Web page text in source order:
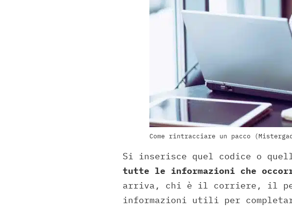
Come rintracciare un pacco
Si inserisce quel codice o
tutte le informazioni che
arriva, chi è il corriere, il
informazioni utili per